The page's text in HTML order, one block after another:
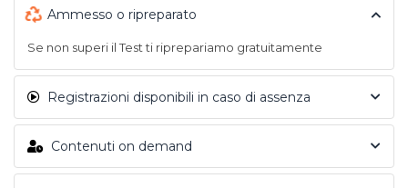
Ammesso o ripreparato
Se non superi il Test ti riprepariamo gratuitamente
Registrazioni disponibili in caso di assenza
Contenuti on demand